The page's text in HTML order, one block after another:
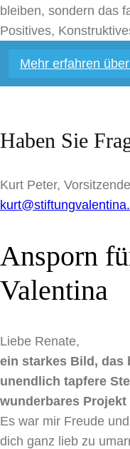
bleiben, sondern das
Positives,
Mehr erfahren
Haben Sie
Kurt Peter,
Ansporn
Valentina
Liebe Renate,
ein starkes Bild, das
unendlich tapfere
wunderbares
Es war mir Freude
dich ganz lieb zu